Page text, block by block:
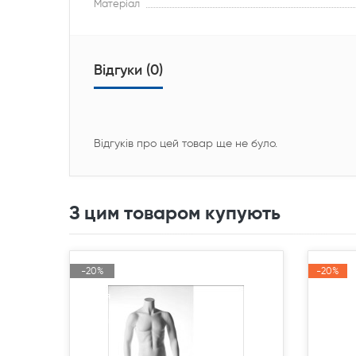
Матеріал
Відгуки (0)
Відгуків про цей товар ще не було.
З цим товаром купують
-20%
Акція
-20%
Акція
-20%
-20%